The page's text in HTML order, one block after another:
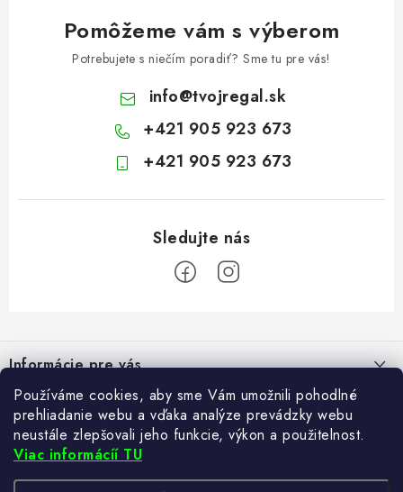
Používáme cookies, aby sme Vám umožnili pohodlné
prehliadanie webu a vďaka analýze prevádzky webu
neustále zlepšovali jeho funkcie, výkon a použitelnost.
Viac informácíí TU
Pomôžeme vám s výberom
Potrebujete s niečím poradiť? Sme tu pre vás!
info@tvojregal.sk
+421 905 923 673
+421 905 923 673
pInformácie pre vás
Kontakt
Hodnotenie obchodu
Blogy
Ako si vybrať poštovú schránku?
21.5.2024
Facebook